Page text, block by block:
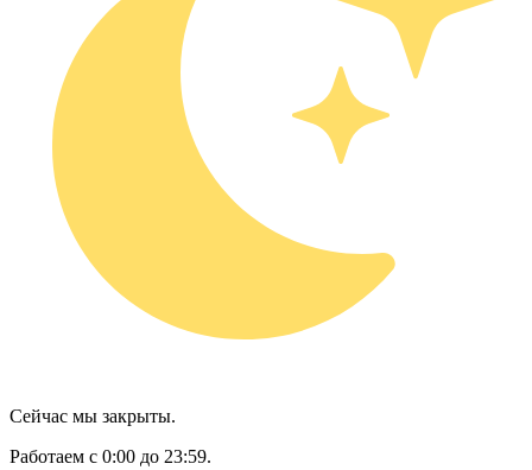
Сейчас мы закрыты.
Работаем с 0:00 до 23:59.